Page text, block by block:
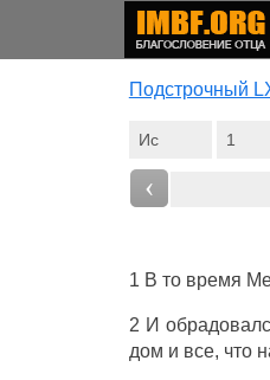
Подстрочный
‹
1 В то время
2 И
дом и все, что